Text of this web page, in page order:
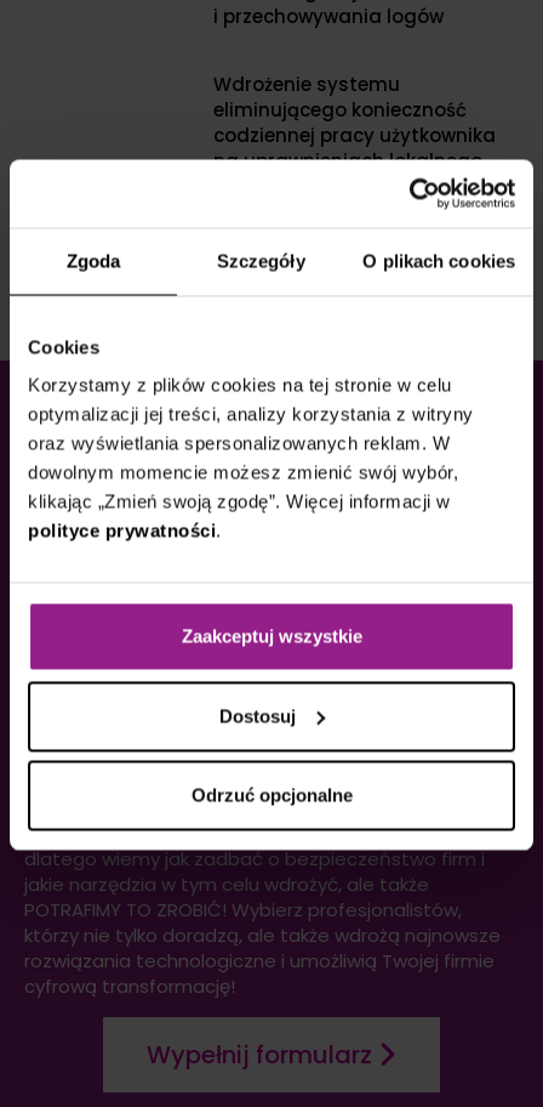
Zgoda Szczegóły O plikach cookies
Cookies
Korzystamy z plików cookies na tej stronie w celu
optymalizacji jej treści, analizy korzystania z witryny
oraz wyświetlania spersonalizowanych reklam. W
dowolnym momencie możesz zmienić swój wybór,
klikając „Zmień swoją zgodę”. Więcej informacji w
polityce prywatności.
Zaakceptuj wszystkie
Dostosuj
Odrzuć opcjonalne
i przechowywania logów
Wdrożenie systemu
eliminującego konieczność
codziennej pracy użytkownika
na uprawnieniach lokalnego
USŁUGI DODATKOWE
Podstawą naszej działalności jest tworzenie
oprogramowania i kompleksowy outsourcing IT, które
pozwalają naszym klientom na Transformację
Cyfrową. Od prawie 30 lat realizujemy te usługi m.in.
dla bardzo wymagającej branży finansowej. Właśnie
dlatego wiemy jak zadbać o bezpieczeństwo firm i
jakie narzędzia w tym celu wdrożyć, ale także
POTRAFIMY TO ZROBIĆ! Wybierz profesjonalistów,
którzy nie tylko doradzą, ale także wdrożą najnowsze
rozwiązania technologiczne i umożliwią Twojej firmie
cyfrową transformację!
Wypełnij formularz